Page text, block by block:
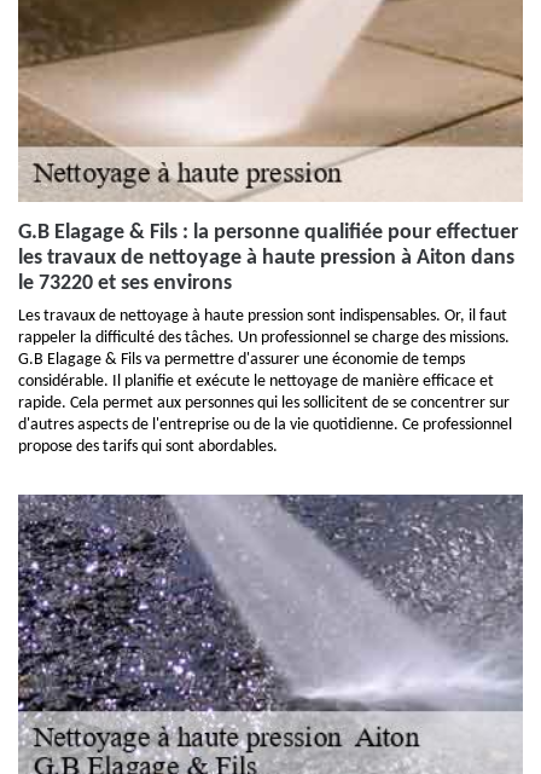
G.B Elagage & Fils : la personne qualifiée pour effectuer
les travaux de nettoyage à haute pression à Aiton dans
le 73220 et ses environs
Les travaux de nettoyage à haute pression sont indispensables. Or, il faut
rappeler la difficulté des tâches. Un professionnel se charge des missions.
G.B Elagage & Fils va permettre d'assurer une économie de temps
considérable. Il planifie et exécute le nettoyage de manière efficace et
rapide. Cela permet aux personnes qui les sollicitent de se concentrer sur
d'autres aspects de l'entreprise ou de la vie quotidienne. Ce professionnel
propose des tarifs qui sont abordables.